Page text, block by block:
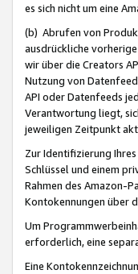
es sich nicht um eine
(b) Abrufen von
ausdrückliche
wir über die Creators
Nutzung von
API oder Datenfeeds
Verantwortung liegt,
jeweiligen Zeitpunkt
Zur Identifizierung
Schlüssel und einem
Rahmen des Amazon-
Kontokennungen über
Um
erforderlich, eine
Eine